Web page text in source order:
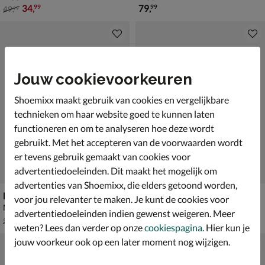
van € 49,99 voor € 34,99
49,99 34,99 € 79,99
79,99
Nelson
Mocassins & loafers - blauw
van € 99,99 voor € 69,99
99 69,99
Nelson
van € 69,99 voor € 48,99
69 48,99
Jouw cookievoorkeuren
Shoemixx maakt gebruik van cookies en vergelijkbare
technieken om haar website goed te kunnen laten
functioneren en om te analyseren hoe deze wordt
gebruikt. Met het accepteren van de voorwaarden wordt
er tevens gebruik gemaakt van cookies voor
advertentiedoeleinden. Dit maakt het mogelijk om
advertenties van Shoemixx, die elders getoond worden,
voor jou relevanter te maken. Je kunt de cookies voor
advertentiedoeleinden indien gewenst weigeren. Meer
weten? Lees dan verder op onzecookiespagina. Hier kun je
jouw voorkeur ook op een later moment nog wijzigen.